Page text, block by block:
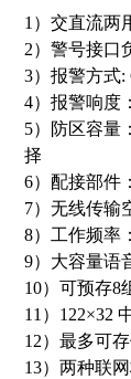
1）交直流两
2）警号接口
3）报警方式:
4）报警响度
5）防区容量
择
6）配接部件
7）无线传输
8）工作频率
9）大容量语
10）可预存8
11）122×32
12）最多可
13）两种联